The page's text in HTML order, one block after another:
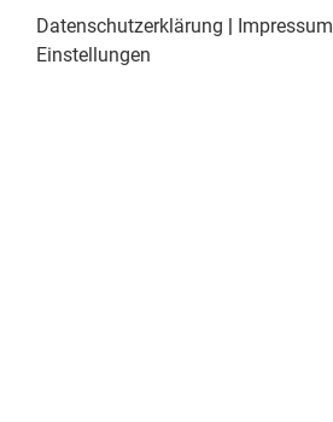
Datenschutzerklärung | Impressum
Einstellungen